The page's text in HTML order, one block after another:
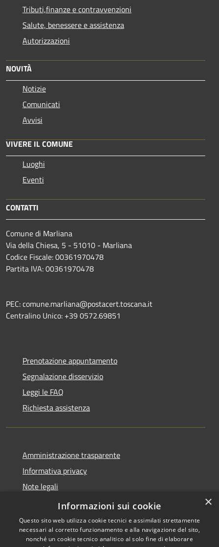
Tributi,finanze e contravvenzioni
Salute, benessere e assistenza
Autorizzazioni
NOVITÀ
Notizie
Comunicati
Avvisi
VIVERE IL COMUNE
Luoghi
Eventi
CONTATTI
Comune di Marliana
Via della Chiesa, 5 - 51010 - Marliana
Codice Fiscale: 00361970478
Partita IVA: 00361970478
PEC: comune.marliana@postacert.toscana.it
Centralino Unico: +39 0572.69851
Prenotazione appuntamento
Segnalazione disservizio
Leggi le FAQ
Richiesta assistenza
Amministrazione trasparente
Informativa privacy
Note legali
Dichiarazione di accessibilità
×
Informazioni sui cookie
Questo sito web utilizza cookie tecnici e assimilati strettamente
necessari al corretto funzionamento e alla navigazione del sito,
nonché un cookie tecnico analitico al solo fine di elaborare